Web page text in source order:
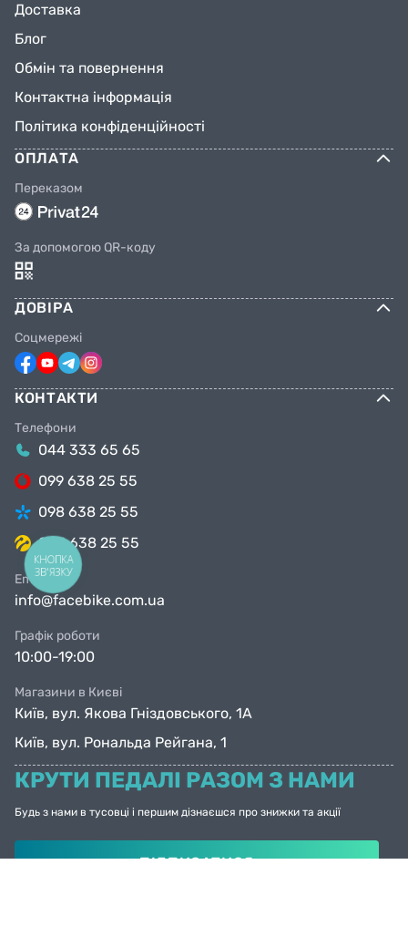
Доставка
Блог
Обмін та повернення
Контактна інформація
Політика конфіденційності
ОПЛАТА
Переказом
За допомогою QR-коду
ДОВІРА
Соцмережі
КОНТАКТИ
Телефони
044 333 65 65
099 638 25 55
098 638 25 55
063 638 25 55
Email
info@facebike.com.ua
Графік роботи
10:00-19:00
Магазини в Києві
Київ, вул. Якова Гніздовського, 1А
Київ, вул. Рональда Рейгана, 1
КРУТИ ПЕДАЛІ РАЗОМ З НАМИ
Будь з нами в тусовці і першим дізнаєшся про знижки та акції
ПІДПИСАТИСЯ
КНОПКА
ЗВ'ЯЗКУ